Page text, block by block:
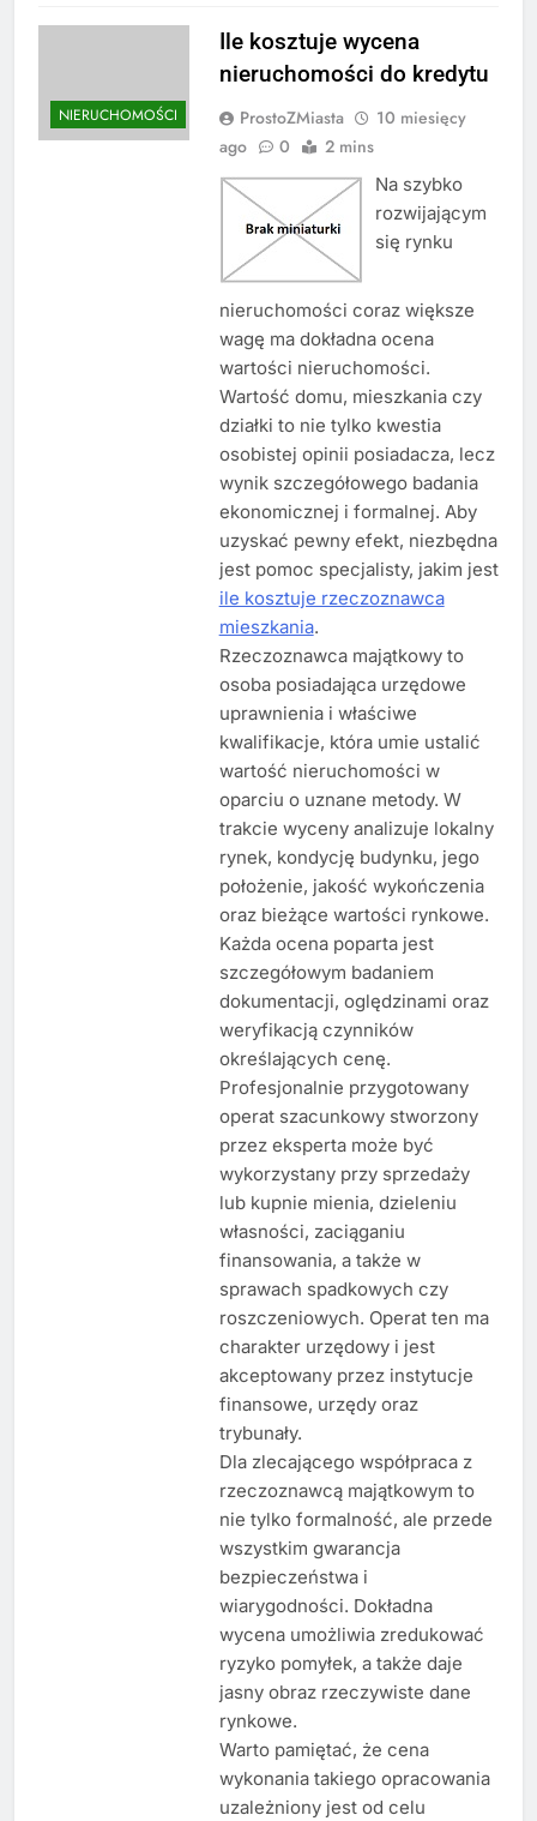
NIERUCHOMOŚCI
Ile kosztuje wycena
nieruchomości do kredytu
ProstoZMiasta
10 miesięcy
ago
0 2 mins
Na szybko
rozwijającym
się rynku
nieruchomości coraz większe
wagę ma dokładna ocena
wartości nieruchomości.
Wartość domu, mieszkania czy
działki to nie tylko kwestia
osobistej opinii posiadacza, lecz
wynik szczegółowego badania
ekonomicznej i formalnej. Aby
uzyskać pewny efekt, niezbędna
jest pomoc specjalisty, jakim jest
ile kosztuje rzeczoznawca
mieszkania.
Rzeczoznawca majątkowy to
osoba posiadająca urzędowe
uprawnienia i właściwe
kwalifikacje, która umie ustalić
wartość nieruchomości w
oparciu o uznane metody. W
trakcie wyceny analizuje lokalny
rynek, kondycję budynku, jego
położenie, jakość wykończenia
oraz bieżące wartości rynkowe.
Każda ocena poparta jest
szczegółowym badaniem
dokumentacji, oględzinami oraz
weryfikacją czynników
określających cenę.
Profesjonalnie przygotowany
operat szacunkowy stworzony
przez eksperta może być
wykorzystany przy sprzedaży
lub kupnie mienia, dzieleniu
własności, zaciąganiu
finansowania, a także w
sprawach spadkowych czy
roszczeniowych. Operat ten ma
charakter urzędowy i jest
akceptowany przez instytucje
finansowe, urzędy oraz
trybunały.
Dla zlecającego współpraca z
rzeczoznawcą majątkowym to
nie tylko formalność, ale przede
wszystkim gwarancja
bezpieczeństwa i
wiarygodności. Dokładna
wycena umożliwia zredukować
ryzyko pomyłek, a także daje
jasny obraz rzeczywiste dane
rynkowe.
Warto pamiętać, że cena
wykonania takiego opracowania
uzależniony jest od celu